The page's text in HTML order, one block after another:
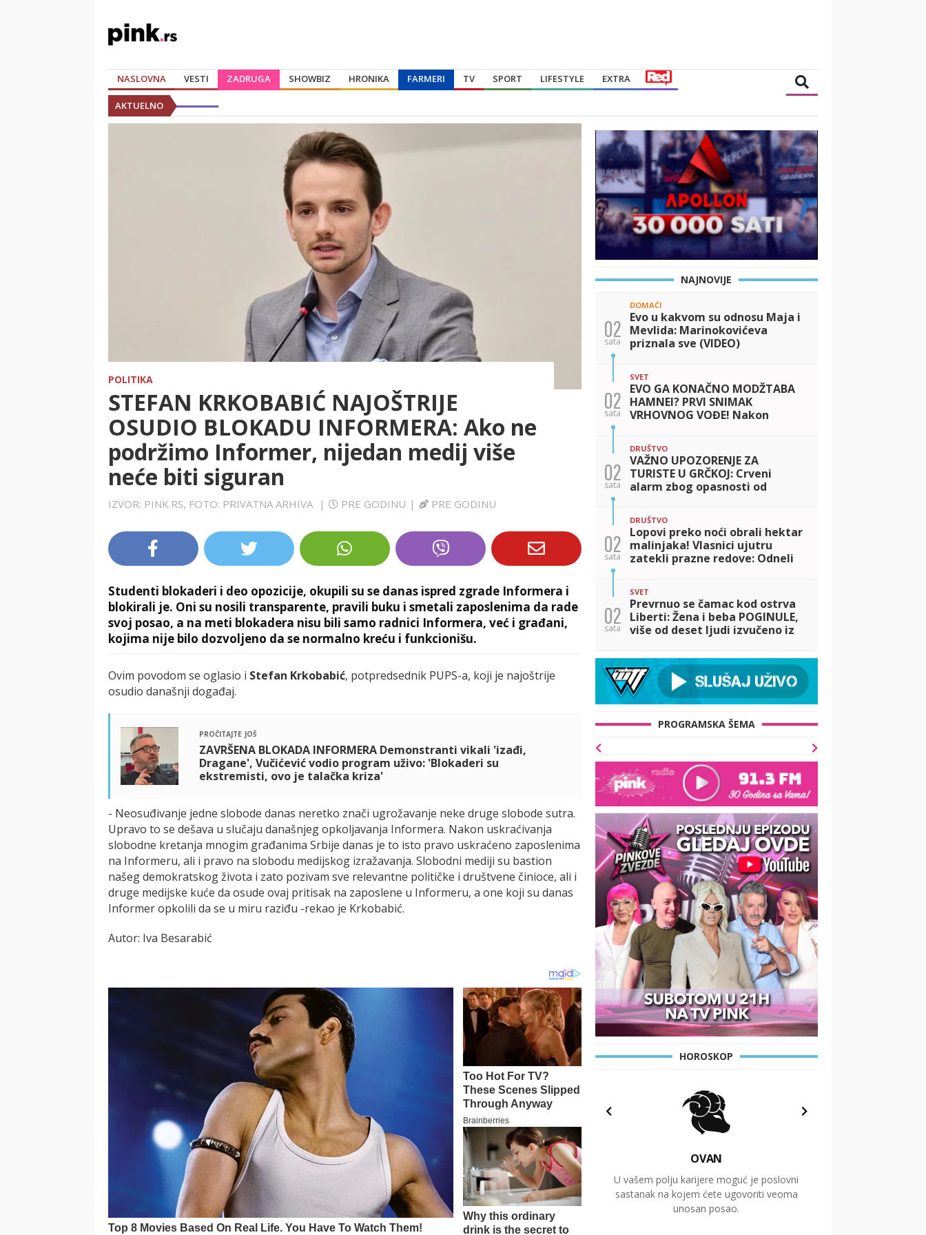
NASLOVNA VESTI ZADRUGA SHOWBIZ HRONIKA FARMERI TV SPORT LIFESTYLE EXTRA
AKTUELNO
POLITIKA
STEFAN KRKOBABIĆ NAJOŠTRIJE
OSUDIO BLOKADU INFORMERA: Ako ne
podržimo Informer, nijedan medij više
neće biti siguran
IZVOR: PINK.RS, FOTO: PRIVATNA ARHIVA | PRE GODINU | PRE GODINU
Studenti blokaderi i deo opozicije, okupili su se danas ispred zgrade Informera i
blokirali je. Oni su nosili transparente, pravili buku i smetali zaposlenima da rade
svoj posao, a na meti blokadera nisu bili samo radnici Informera, već i građani,
kojima nije bilo dozvoljeno da se normalno kreću i funkcionišu.
Ovim povodom se oglasio i Stefan Krkobabić, potpredsednik PUPS-a, koji je najoštrije
osudio današnji događaj.
pročitajte još
ZAVRŠENA BLOKADA INFORMERA Demonstranti vikali 'izađi,
Dragane', Vučićević vodio program uživo: 'Blokaderi su
ekstremisti, ovo je talačka kriza'
- Neosuđivanje jedne slobode danas neretko znači ugrožavanje neke druge slobode sutra.
Upravo to se dešava u slučaju današnjeg opkoljavanja Informera. Nakon uskraćivanja
slobodne kretanja mnogim građanima Srbije danas je to isto pravo uskraćeno zaposlenima
na Informeru, ali i pravo na slobodu medijskog izražavanja. Slobodni mediji su bastion
našeg demokratskog života i zato pozivam sve relevantne političke i društvene činioce, ali i
druge medijske kuće da osude ovaj pritisak na zaposlene u Informeru, a one koji su danas
Informer opkolili da se u miru raziđu -rekao je Krkobabić.
Autor: Iva Besarabić
NAJNOVIJE
02
sata
DOMAĆI
Evo u kakvom su odnosu Maja i
Mevlida: Marinokovićeva
priznala sve (VIDEO)
02
sata
SVET
EVO GA KONAČNO MODŽTABA
HAMNEI? PRVI SNIMAK
VRHOVNOG VOĐE! Nakon
'izuzetno teškom stanju' Iran
objavio ovaj klip (VIDEO)
02
sata
DRUŠTVO
VAŽNO UPOZORENJE ZA
TURISTE U GRČKOJ: Crveni
alarm zbog opasnosti od
regionima
02
sata
DRUŠTVO
Lopovi preko noći obrali hektar
malinjaka! Vlasnici ujutru
zatekli prazne redove: Odneli
02
sata
SVET
Prevrnuo se čamac kod ostrva
Liberti: Žena i beba POGINULE,
više od deset ljudi izvučeno iz
PROGRAMSKA ŠEMA
HOROSKOP
OVAN
U vašem polju karijere moguć je poslovni
sastanak na kojem ćete ugovoriti veoma
unosan posao.